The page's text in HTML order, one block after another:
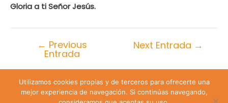
Gloria a ti Señor Jesús.
← Previous
Entrada
Next Entrada →
Lira 428 Santiago de Chile | Teléfono: +56 9 74809547 |
Utilizamos cookies propias y de terceros para ofrecerte una
mejor experiencia de navegación. Si continúas navegando,